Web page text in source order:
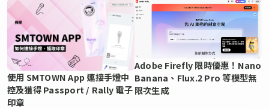
使用 SMTOWN App 連接手燈中
控及獲得 Passport / Rally 電子
印章
Adobe Firefly 限時優惠！Nano
Banana、Flux.2 Pro 等模型無
限次生成